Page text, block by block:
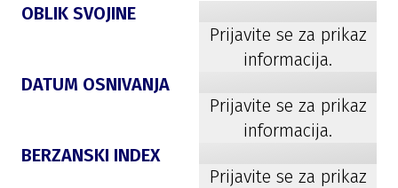
OBLIK SVOJINE
Prijavite se za prikaz
informacija.
DATUM OSNIVANJA
Prijavite se za prikaz
informacija.
BERZANSKI INDEX
Prijavite se za prikaz